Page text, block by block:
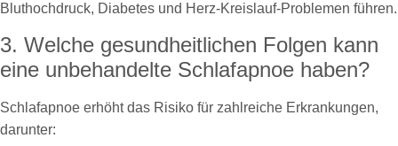
Bluthochdruck, Diabetes und Herz-Kreislauf-Problemen führen.
3. Welche gesundheitlichen Folgen kann
eine unbehandelte Schlafapnoe haben?
Schlafapnoe erhöht das Risiko für zahlreiche Erkrankungen,
darunter: